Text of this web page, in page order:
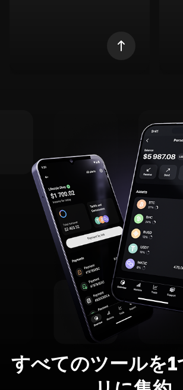
すべてのツールを